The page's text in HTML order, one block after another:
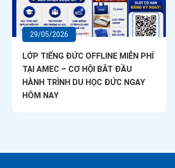
29/05/2026
LỚP TIẾNG ĐỨC OFFLINE MIỄN PHÍ
TẠI AMEC – CƠ HỘI BẮT ĐẦU
HÀNH TRÌNH DU HỌC ĐỨC NGAY
HÔM NAY